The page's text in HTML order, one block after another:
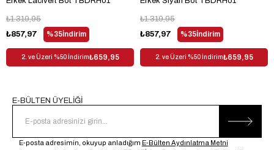
%35İndirim
₺857,97
₺1.319,95
2. ve Üzeri %50 İndirim₺659,95
%35İndirim
₺857,97
₺1.319,95
2. ve Üzeri %50 İndirim₺659,95
E-BÜLTEN ÜYELİĞİ
E-posta adresimin, okuyup anladığım E-Bülten Aydınlatma Metni